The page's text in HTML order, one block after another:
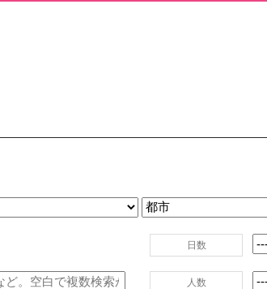
日数
人数